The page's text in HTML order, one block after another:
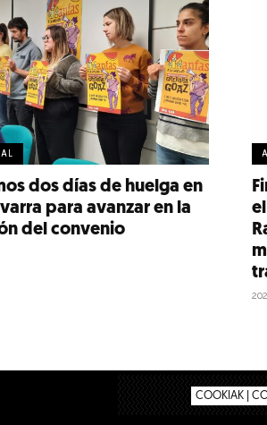
dos días de huelga en
para avanzar en la
del convenio
COOKIAK |